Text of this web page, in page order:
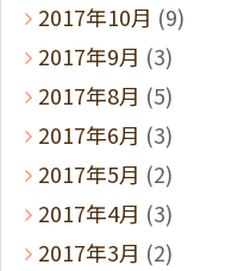
2017年10月 (9)
2017年9月 (3)
2017年8月 (5)
2017年6月 (3)
2017年5月 (2)
2017年4月 (3)
2017年3月 (2)